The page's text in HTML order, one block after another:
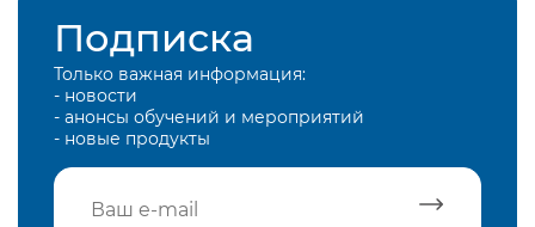
Подписка
Только важная информация:
- новости
- анонсы обучений и мероприятий
- новые продукты